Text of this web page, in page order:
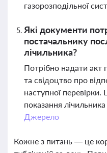
газорозподільної
Які документи
постачальнику
лічильника?
Потрібно надати акт
та свідоцтво про
наступної
показання
Джерело
Кожне з питань — це